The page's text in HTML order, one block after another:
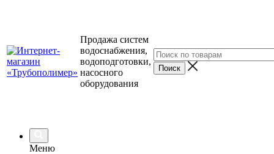
Продажа систем
водоснабжения,
водоподготовки,
насосного
оборудования
Меню